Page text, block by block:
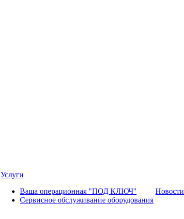
Услуги
Ваша операционная "ПОД КЛЮЧ"
Сервисное обслуживание оборудования
Новости